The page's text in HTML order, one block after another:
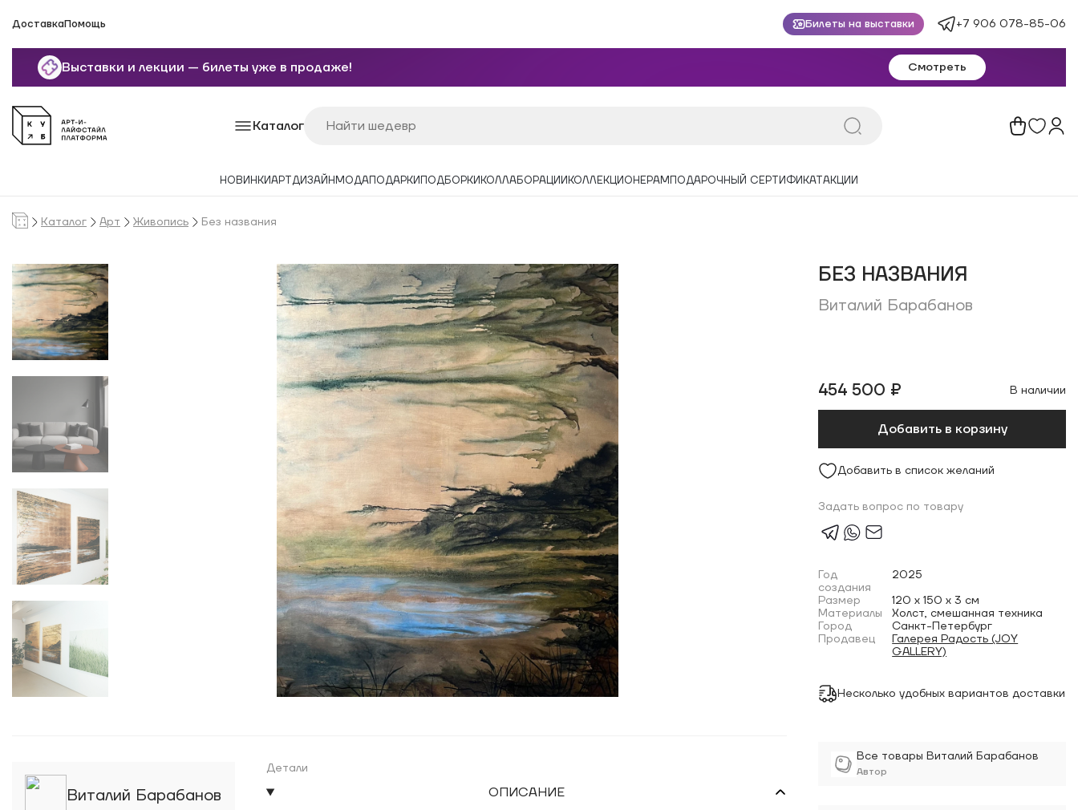
ДоставкаПомощь Билеты на выставки +7 906 078-85-06
Выставки и лекции — билеты уже в продаже! Смотреть
Каталог
НОВИНКИАРТДИЗАЙН МОДАПОДАРКИ ПОДБОРКИ КОЛЛАБОРАЦИИ КОЛЛЕКЦИОНЕРАМ ПОДАРОЧНЫЙ СЕРТИФИКАТАКЦИИ
Каталог Арт Живопись Без названия
БЕЗ НАЗВАНИЯ
Виталий Барабанов
454 500 ₽ В наличии
Добавить в корзину
Добавить в список желаний
Задать вопрос по товару
Год
создания
2025
Размер
120 x 150 x 3 см
Материалы
Холст, смешанная техника
Город
Санкт-Петербург
Продавец
Галерея Радость (JOY
GALLERY)
Несколько удобных вариантов доставки
Все товары Виталий Барабанов
Автор
Виталий Барабанов
Детали
ОПИСАНИЕ